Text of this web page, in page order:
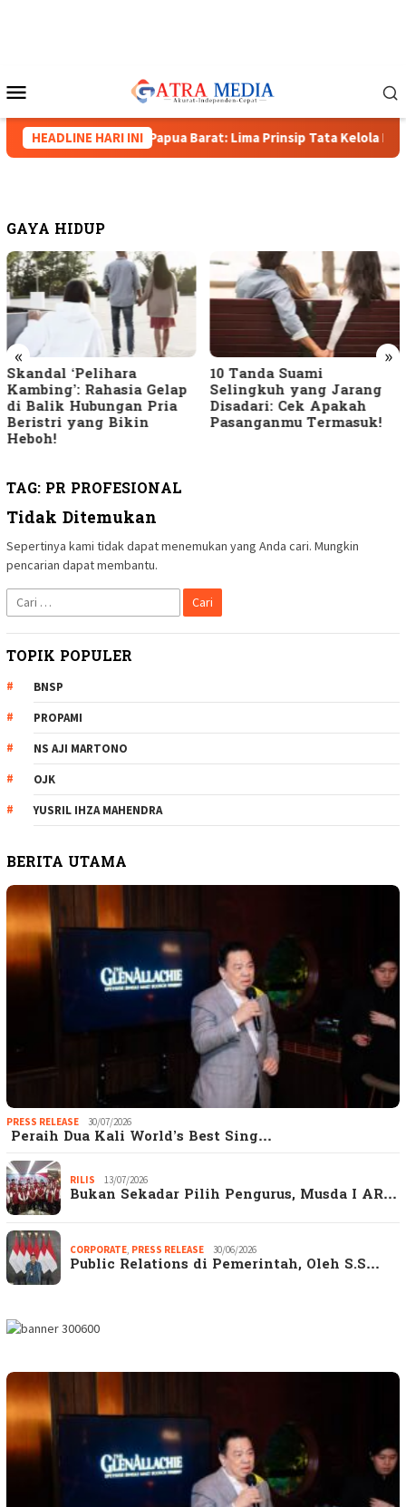
Mobile
HEADLINE HARI INI
Wakapolda Papua Barat: Lima Prinsip Tata Kelola
GAYA HIDUP
« »
Skandal ‘Pelihara
Kambing’: Rahasia Gelap
di Balik Hubungan Pria
Beristri yang Bikin
Heboh!
10 Tanda Suami
Selingkuh yang Jarang
Disadari: Cek Apakah
Pasanganmu Termasuk!
TAG: PR PROFESIONAL
Tidak Ditemukan
Sepertinya kami tidak dapat menemukan yang Anda cari. Mungkin
pencarian dapat membantu.
Cari
untuk:
TOPIK POPULER
BNSP
PROPAMI
NS AJI MARTONO
OJK
YUSRIL IHZA MAHENDRA
BERITA UTAMA
PRESS RELEASE 30/07/2026
Peraih Dua Kali World’s Best Sing…
RILIS 13/07/2026
Bukan Sekadar Pilih Pengurus, Musda I AR…
CORPORATE, PRESS RELEASE 30/06/2026
Public Relations di Pemerintah, Oleh S.S…